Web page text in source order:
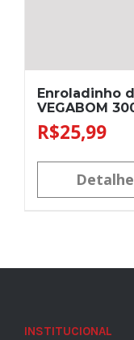
Enroladinho
VEGABOM
R$25,99
INSTITUCIONAL